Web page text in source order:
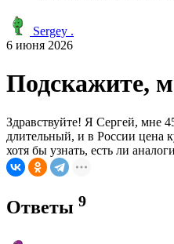
Sergey .
6 июня 2026
Подскажите,
Здравствуйте! Я Сергей, мне
длительный, и в России цена
хотя бы узнать, есть ли
Ответы 9